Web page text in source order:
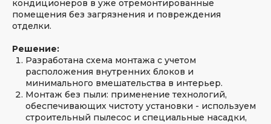
кондиционеров в уже отремонтированные
помещения без загрязнения и повреждения
отделки.
Решение:
Разработана схема монтажа с учетом
расположения внутренних блоков и
минимального вмешательства в интерьер.
Монтаж без пыли: применение технологий,
обеспечивающих чистоту установки - используем
строительный пылесос и специальные насадки,